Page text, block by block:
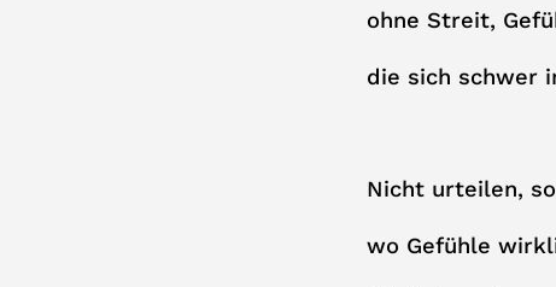
ohne Streit,
die sich schwer
Nicht urteilen,
wo Gefühle